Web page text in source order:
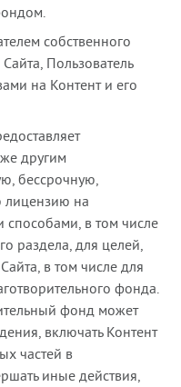
собственного
Пользователь
на Контент и его
другим
бессрочную,
лицензию на
в том числе
раздела, для целей,
в том числе для
фонда.
фонд может
включать Контент
частей в
иные действия,